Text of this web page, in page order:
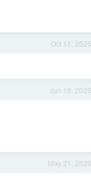
Oct 15, 2025
Jun 18, 2025
May 21, 2025